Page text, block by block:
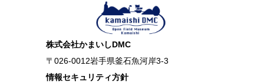
株式会社かまいしDMC
〒026-0012岩手県釜石魚河岸3-3
情報セキュリティ方針